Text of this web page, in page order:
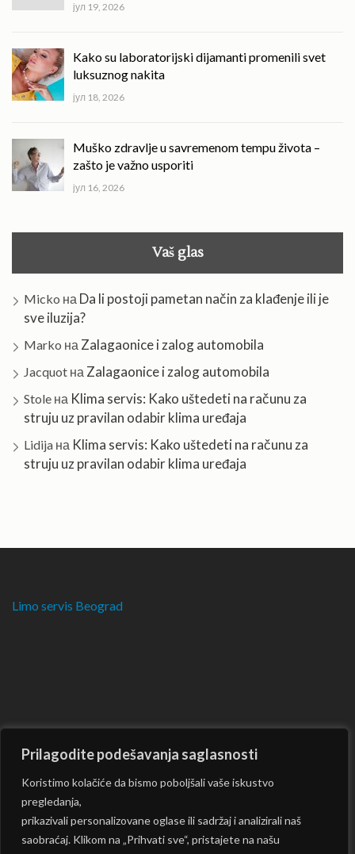
Prilagodite podešavanja saglasnosti
Koristimo kolačiće da bismo poboljšali vaše iskustvo
pregledanja,
prikazivali personalizovane oglase ili sadržaj i analizirali naš
saobraćaj. Klikom na „Prihvati sve“, pristajete na našu
јул 19, 2026
Kako su laboratorijski dijamanti promenili svet
luksuznog nakita
јул 18, 2026
Muško zdravlje u savremenom tempu života –
zašto je važno usporiti
јул 16, 2026
Vaš glas
Micko на Da li postoji pametan način za klađenje ili je
sve iluzija?
Marko на Zalagaonice i zalog automobila
Jacquot на Zalagaonice i zalog automobila
Stole на Klima servis: Kako uštedeti na računu za
struju uz pravilan odabir klima uređaja
Lidija на Klima servis: Kako uštedeti na računu za
struju uz pravilan odabir klima uređaja
Limo servis Beograd